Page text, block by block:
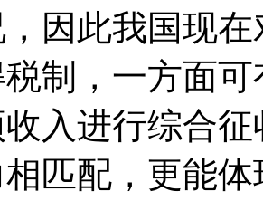
因此我国现
制，一方面
收入进行综合
匹配，更能